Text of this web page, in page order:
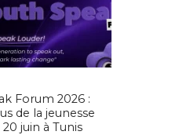
Forum 2026 :
de la jeunesse
juin à Tunis